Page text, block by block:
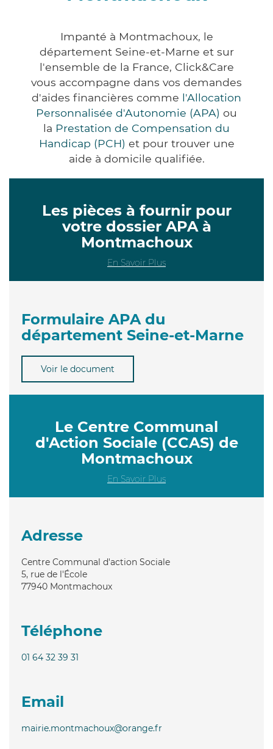
Impanté à Montmachoux, le
département Seine-et-Marne et sur
l'ensemble de la France, Click&Care
vous accompagne dans vos demandes
d'aides financières comme l'Allocation
Personnalisée d'Autonomie (APA) ou
la Prestation de Compensation du
Handicap (PCH) et pour trouver une
aide à domicile qualifiée.
Les pièces à fournir pour
votre dossier APA à
Montmachoux
En Savoir Plus
Formulaire APA du
département Seine-et-Marne
Voir le document
Le Centre Communal
d'Action Sociale (CCAS) de
Montmachoux
En Savoir Plus
Adresse
Centre Communal d'action Sociale
5, rue de l'École
77940 Montmachoux
Téléphone
01 64 32 39 31
Email
mairie.montmachoux@orange.fr